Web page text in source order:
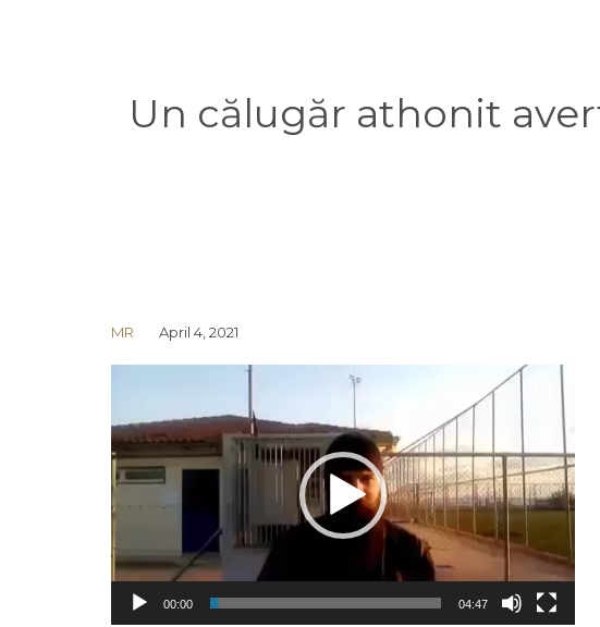
Un călugăr athonit
MR April 4, 2021
00:00 04:47